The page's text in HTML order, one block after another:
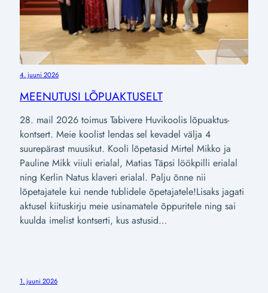
4. juuni 2026
MEENUTUSI LÕPUAKTUSELT
28. mail 2026 toimus Tabivere Huvikoolis lõpuaktus-
kontsert. Meie koolist lendas sel kevadel välja 4
suurepärast muusikut. Kooli lõpetasid Mirtel Mikko ja
Pauline Mikk viiuli erialal, Matias Täpsi löökpilli erialal
ning Kerlin Natus klaveri erialal. Palju õnne nii
lõpetajatele kui nende tublidele õpetajatele!Lisaks jagati
aktusel kiituskirju meie usinamatele õppuritele ning sai
kuulda imelist kontserti, kus astusid…
1. juuni 2026